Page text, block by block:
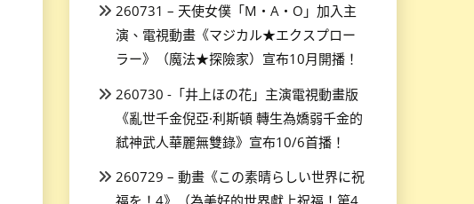
260731 – 天使女僕「M・A・O」加入主
演、電視動畫《マジカル★エクスプロー
ラー》（魔法★探險家）宣布10月開播！
260730 -「井上ほの花」主演電視動畫版
《亂世千金倪亞·利斯頓 轉生為嬌弱千金的
弒神武人華麗無雙錄》宣布10/6首播！
260729 – 動畫《この素晴らしい世界に祝